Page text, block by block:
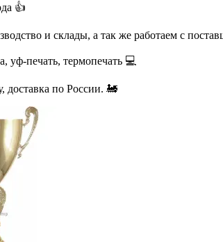
👍
и склады, а так же работаем с
уф-печать, термопечать 💻
доставка по России. 🚂